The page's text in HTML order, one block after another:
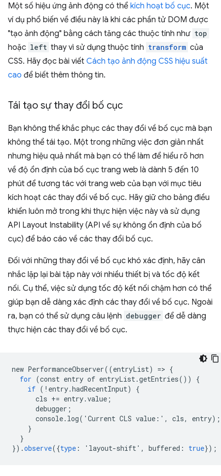
Một số hiệu ứng ảnh động có thể kích hoạt bố cục. Một
ví dụ phổ biến về điều này là khi các phần tử DOM được
"tạo ảnh động" bằng cách tăng các thuộc tính như top
hoặc left thay vì sử dụng thuộc tính transform của
CSS. Hãy đọc bài viết Cách tạo ảnh động CSS hiệu suất
cao để biết thêm thông tin.
Tái tạo sự thay đổi bố cục
Bạn không thể khắc phục các thay đổi về bố cục mà bạn
không thể tái tạo. Một trong những việc đơn giản nhất
nhưng hiệu quả nhất mà bạn có thể làm để hiểu rõ hơn
về độ ổn định của bố cục trang web là dành 5 đến 10
phút để tương tác với trang web của bạn với mục tiêu
kích hoạt các thay đổi về bố cục. Hãy giữ cho bảng điều
khiển luôn mở trong khi thực hiện việc này và sử dụng
API Layout Instability (API về sự không ổn định của bố
cục) để báo cáo về các thay đổi bố cục.
Đối với những thay đổi về bố cục khó xác định, hãy cân
nhắc lặp lại bài tập này với nhiều thiết bị và tốc độ kết
nối. Cụ thể, việc sử dụng tốc độ kết nối chậm hơn có thể
giúp bạn dễ dàng xác định các thay đổi về bố cục. Ngoài
ra, bạn có thể sử dụng câu lệnh debugger để dễ dàng
thực hiện các thay đổi về bố cục.
new PerformanceObserver((entryList) => {
for (const entry of entryList.getEntries())
{
if (! entry.hadRecentInput)
{
cls += entry.value ;
debugger ;
console. log( ' Current CLS value : ' , cls, entry);
}
}
}).observe({type : ' layout-shift' , buffered : true});